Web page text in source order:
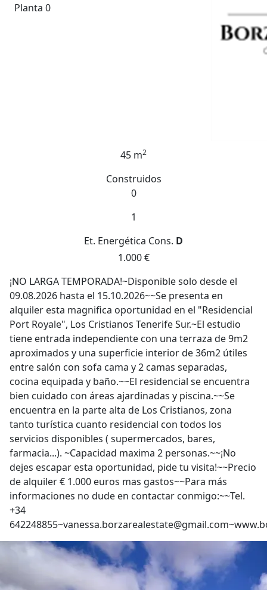
Planta 0
45 m2
Construidos
0
1
Et. Energética Cons. D
1.000 €
¡NO LARGA TEMPORADA!~Disponible solo desde el
09.08.2026 hasta el 15.10.2026~~Se presenta en
alquiler esta magnifica oportunidad en el "Residencial
Port Royale", Los Cristianos Tenerife Sur.~El estudio
tiene entrada independiente con una terraza de 9m2
aproximados y una superficie interior de 36m2 útiles
entre salón con sofa cama y 2 camas separadas,
cocina equipada y baño.~~El residencial se encuentra
bien cuidado con áreas ajardinadas y piscina.~~Se
encuentra en la parte alta de Los Cristianos, zona
tanto turística cuanto residencial con todos los
servicios disponibles ( supermercados, bares,
farmacia...). ~Capacidad maxima 2 personas.~~¡No
dejes escapar esta oportunidad, pide tu visita!~~Precio
de alquiler € 1.000 euros mas gastos~~Para más
informaciones no dude en contactar conmigo:~~Tel.
+34